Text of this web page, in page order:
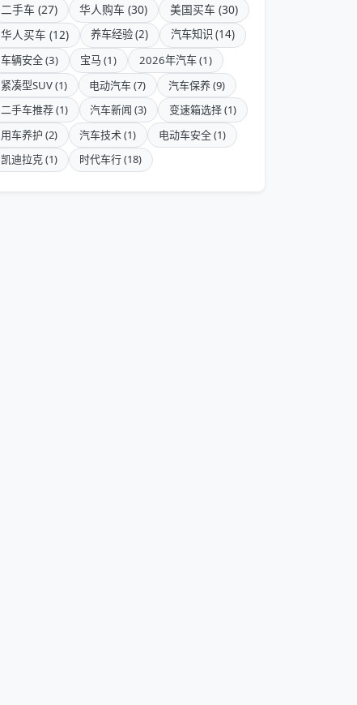
二手车 (27) 华人购车 (30)
美国买车 (30)
华人买车 (12)
养车经验 (2)
汽车知识 (14)
车辆安全 (3)
宝马 (1)
2026年汽车 (1)
紧凑型SUV (1)
电动汽车 (7)
汽车保养 (9)
二手车推荐 (1)
汽车新闻 (3)
变速箱选择 (1)
用车养护 (2)
汽车技术 (1)
电动车安全 (1)
凯迪拉克 (1)
时代车行 (18)